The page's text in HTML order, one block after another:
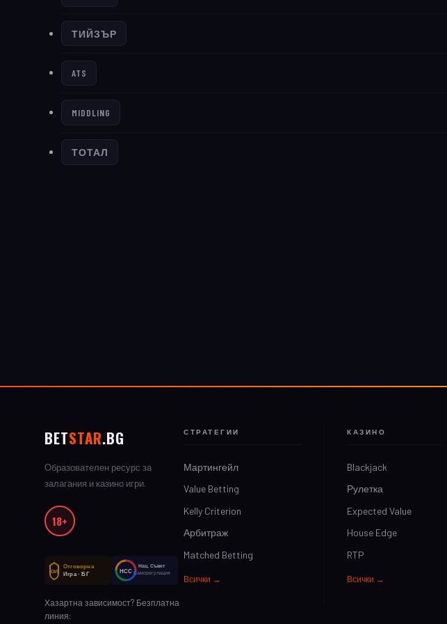
ТИЙЗЪР
ATS
MIDDLING
ТОТАЛ
BETSTAR.BG
Образователен ресурс за
залагания и казино игри.
18+
ОИ
Отговорна
Игра · БГ
НСС
Нац. Съвет
Саморегулация
Хазартна зависимост? Безплатна
линия:
СТРАТЕГИИ
Мартингейл
Value Betting
Kelly Criterion
Арбитраж
Matched Betting
Всички →
КАЗИНО
Blackjack
Рулетка
Expected Value
House Edge
RTP
Всички →